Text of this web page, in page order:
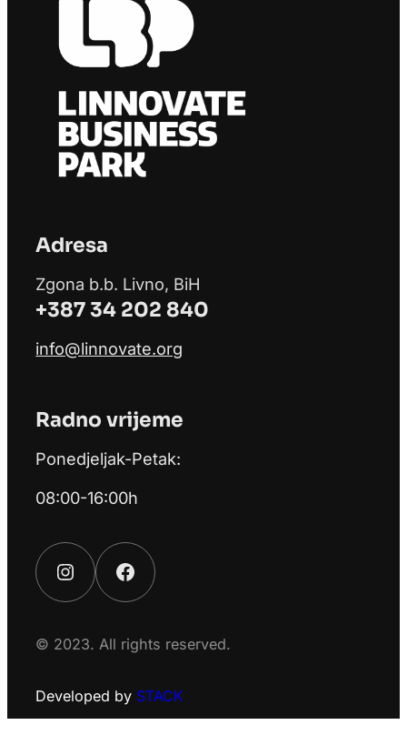
Adresa
Zgona b.b. Livno, BiH
+387 34 202 840
info@linnovate.org
Radno vrijeme
Ponedjeljak-Petak:
08:00-16:00h
Instagram Facebook
© 2023. All rights reserved.
Developed by STACK